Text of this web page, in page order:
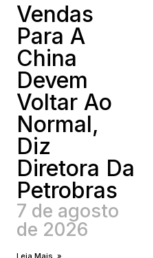
Vendas
Para A
China
Devem
Voltar Ao
Normal,
Diz
Diretora Da
Petrobras
7 de agosto
de 2026
Leia Mais. »